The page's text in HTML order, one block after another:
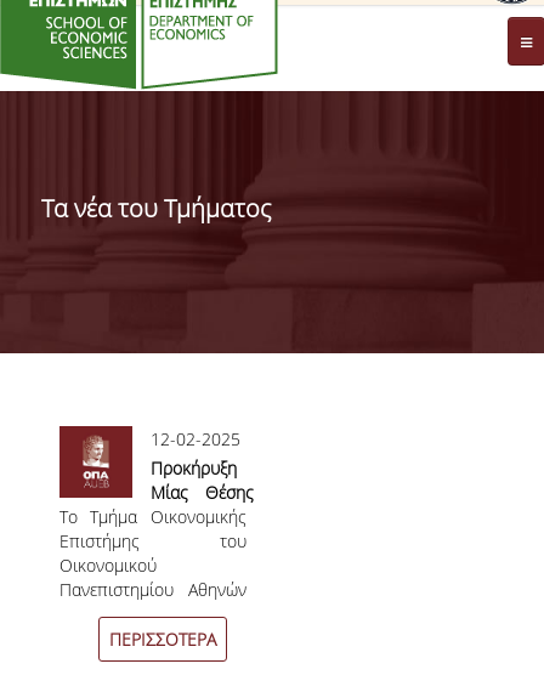
ΤΟ TΜΗΜΑ
ΔΙΟΙΚΗΣΗ ΤΟΥ ΤΜΗΜΑΤΟΣ
ΓΙΑ ΜΑΘΗΤΕΣ Γ' ΛΥΚΕΙΟΥ
ΕΠΙΤΙΜΟΙ ΔΙΔΑΚΤΟΡΕΣ
ΜΕΤΑΔΙΔΑΚΤΟΡΕΣ
ΕΙΔΙΚΟ ΠΡΟΣΩΠΙΚΟ
ΑΚΑΔΗΜΑΪΚΟΙ ΥΠΟΤΡΟΦΟΙ
ΕΝΤΕΤΑΛΜΕΝΟΙ ΔΙΔΑΣΚΟΝΤΕΣ
Τα νέα του Τμήματος
12-02-2025
Προκήρυξη
Μίας Θέσης
Μεταδιδακτορικής
Το Τμήμα Οικονομικής
Επιστήμης του
Οικονομικού
Πανεπιστημίου Αθηνών
αποφάσισε, κατά την
συνεδρίαση της 9ης
Συνέλευσης της
ΠΕΡΙΣΣΟΤΕΡΑ
Σελίδες